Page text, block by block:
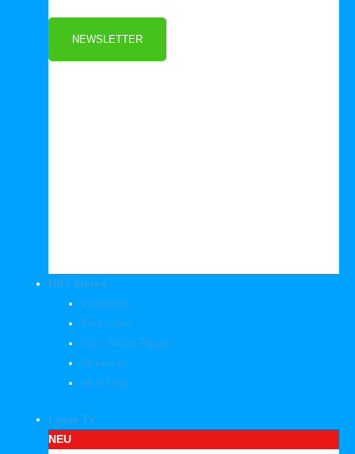
NEWSLETTER
HiFi Stereo
Vorstufen
Endstufen
CD / SACD Player
Streamer
All in One
Laser TV
NEU